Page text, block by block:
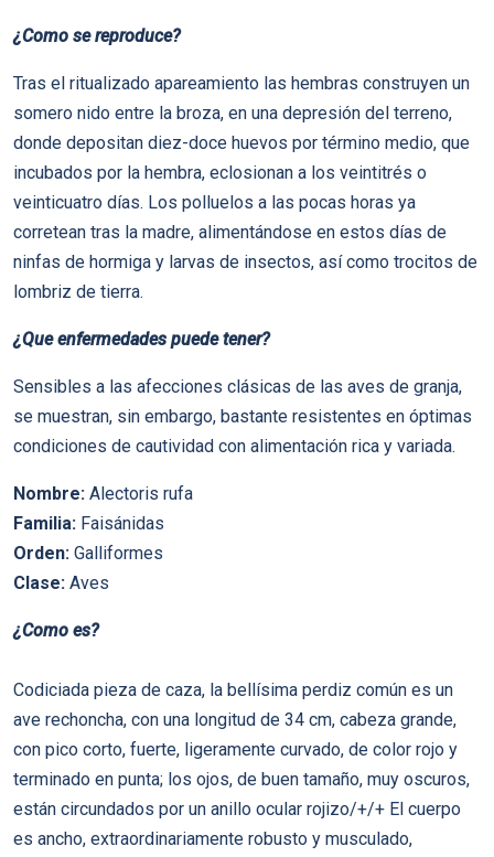
¿Como se reproduce?
Tras el ritualizado apareamiento las hembras construyen un
somero nido entre la broza, en una depresión del terreno,
donde depositan diez-doce huevos por término medio, que
incubados por la hembra, eclosionan a los veintitrés o
veinticuatro dí­as. Los polluelos a las pocas horas ya
corretean tras la madre, alimentándose en estos dí­as de
ninfas de hormiga y larvas de insectos, así­ como trocitos de
lombriz de tierra.
¿Que enfermedades puede tener?
Sensibles a las afecciones clásicas de las aves de granja,
se muestran, sin embargo, bastante resistentes en óptimas
condiciones de cautividad con alimentación rica y variada.
Nombre: Alectoris rufa
Familia: Faisánidas
Orden: Galliformes
Clase: Aves
¿Como es?
Codiciada pieza de caza, la bellí­sima perdiz común es un
ave rechoncha, con una longitud de 34 cm, cabeza grande,
con pico corto, fuerte, ligeramente curvado, de color rojo y
terminado en punta; los ojos, de buen tamaño, muy oscuros,
están circundados por un anillo ocular rojizo/+/+ El cuerpo
es ancho, extraordinariamente robusto y musculado,